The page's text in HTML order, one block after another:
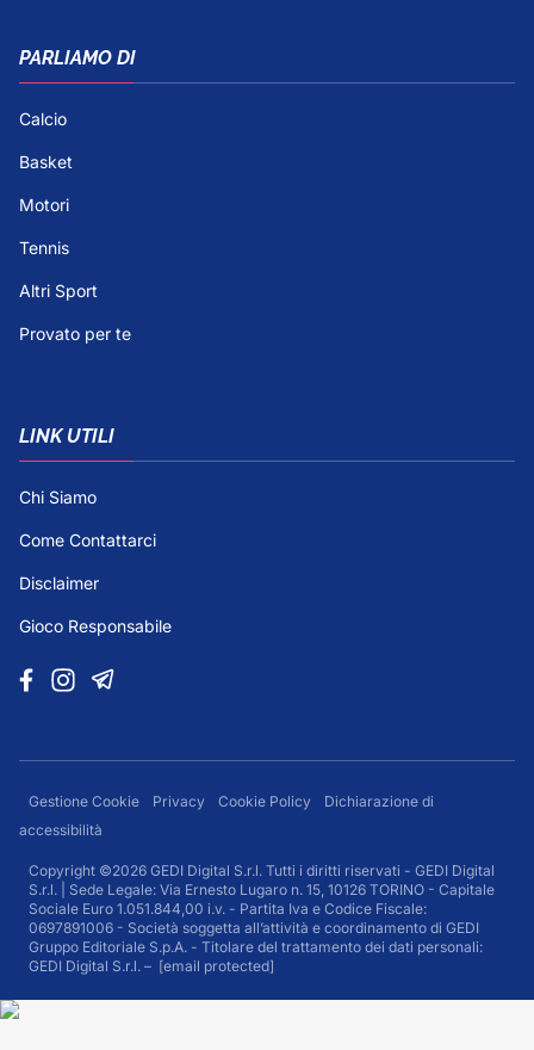
PARLIAMO DI
Calcio
Basket
Motori
Tennis
Altri Sport
Provato per te
LINK UTILI
Chi Siamo
Come Contattarci
Disclaimer
Gioco Responsabile
Gestione Cookie Privacy Cookie Policy
Dichiarazione di
accessibilità
Copyright ©2026 GEDI Digital S.r.l. Tutti i diritti riservati - GEDI Digital
S.r.l. | Sede Legale: Via Ernesto Lugaro n. 15, 10126 TORINO - Capitale
Sociale Euro 1.051.844,00 i.v. - Partita Iva e Codice Fiscale:
0697891006 - Società soggetta all’attività e coordinamento di GEDI
Gruppo Editoriale S.p.A. - Titolare del trattamento dei dati personali:
GEDI Digital S.r.l. – [email protected]